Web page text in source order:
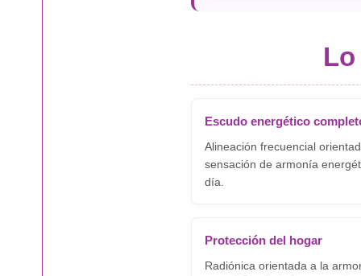
Escudo energético
Alineación frecuencial
sensación de armonía
día.
Protección del hogar
Radiónica orientada a la